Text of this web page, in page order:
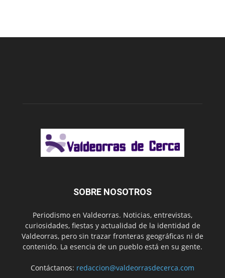
SOBRE NOSOTROS
Periodismo en Valdeorras. Noticias, entrevistas,
curiosidades, fiestas y actualidad de la identidad de
Valdeorras, pero sin trazar fronteras geográficas ni de
contenido. La esencia de un pueblo está en su gente.
Contáctanos: redaccion@valdeorrasdecerca.com